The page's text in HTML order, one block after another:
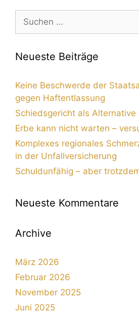
Neueste Beiträge
Keine Beschwerde der
gegen Haftentlassung
Schiedsgericht als Alternative
Erbe kann nicht warten –
Komplexes regionales
in der Unfallversicherung
Schuldunfähig – aber
Neueste Kommentare
Archive
März 2026
Februar 2026
November 2025
Juni 2025